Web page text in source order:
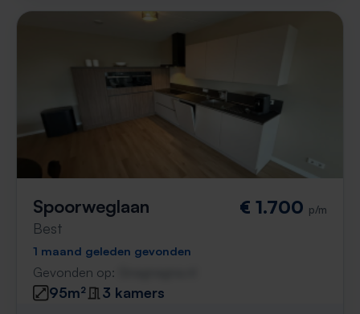
Spoorweglaan
Best
€ 1.700 p/m
1 maand geleden gevonden
Gevonden op:
95m²
3 kamers